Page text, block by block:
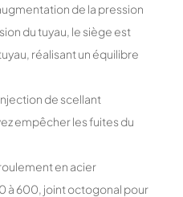
de la pression
du tuyau, le siège est
réalisant un équilibre
de scellant
empêcher les fuites du
en acier
à 600, joint octogonal pour